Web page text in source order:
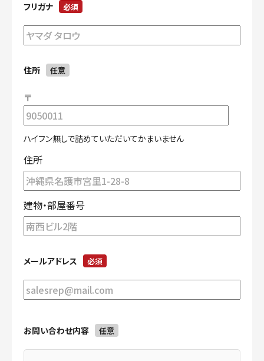
フリガナ 必須
住所 任意
〒
ハイフン無しで詰めていただいてかまいません
住所
建物・部屋番号
メールアドレス 必須
お問い合わせ内容 任意